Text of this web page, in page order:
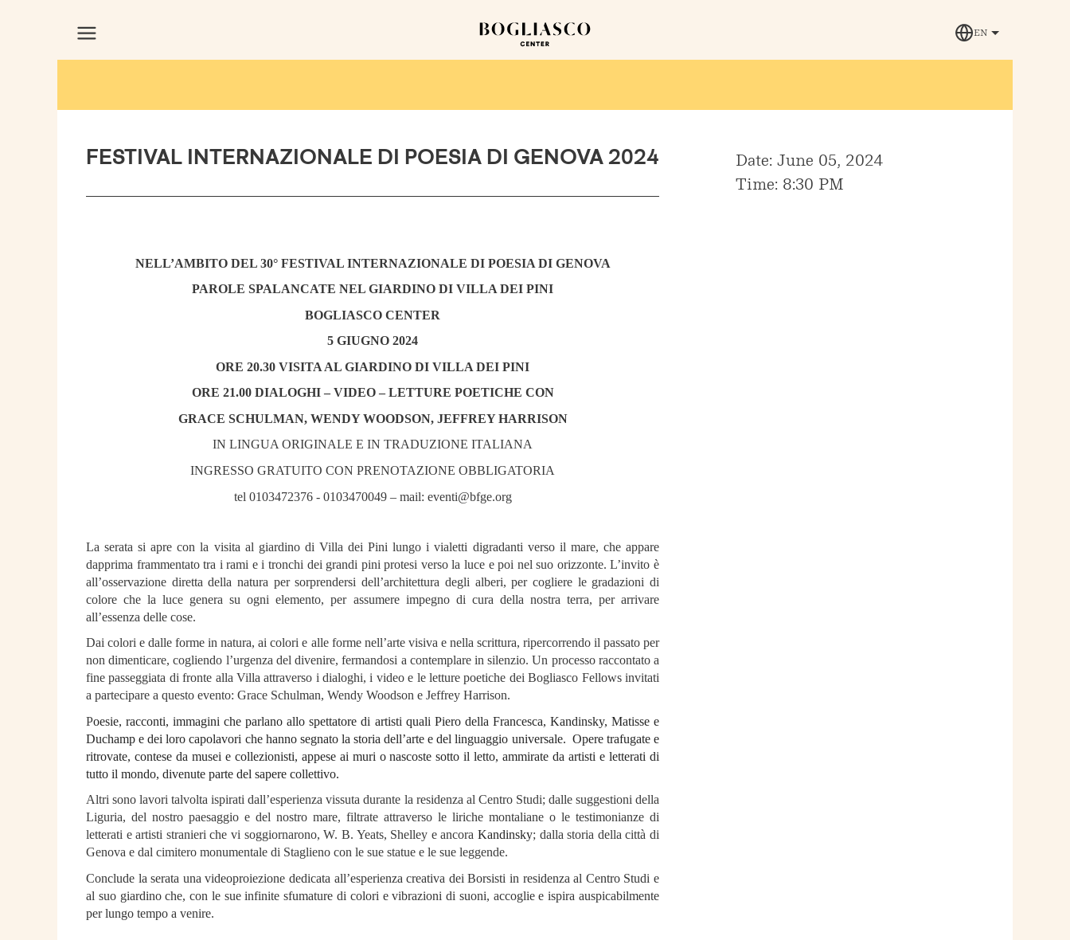
EN
FESTIVAL INTERNAZIONALE DI POESIA DI GENOVA 2024
NELL’AMBITO DEL 30° FESTIVAL INTERNAZIONALE DI POESIA DI GENOVA
PAROLE SPALANCATE NEL GIARDINO DI VILLA DEI PINI
BOGLIASCO CENTER
5 GIUGNO 2024
ORE 20.30 VISITA AL GIARDINO DI VILLA DEI PINI
ORE 21.00 DIALOGHI – VIDEO – LETTURE POETICHE CON
GRACE SCHULMAN, WENDY WOODSON, JEFFREY HARRISON
IN LINGUA ORIGINALE E IN TRADUZIONE ITALIANA
INGRESSO GRATUITO CON PRENOTAZIONE OBBLIGATORIA
tel 0103472376 - 0103470049 – mail: eventi@bfge.org
La serata si apre con la visita al giardino di Villa dei Pini lungo i vialetti digradanti verso il mare, che appare
dapprima frammentato tra i rami e i tronchi dei grandi pini protesi verso la luce e poi nel suo orizzonte. L’invito è
all’osservazione diretta della natura per sorprendersi dell’architettura degli alberi, per cogliere le gradazioni di
colore che la luce genera su ogni elemento, per assumere impegno di cura della nostra terra, per arrivare
all’essenza delle cose.
Dai colori e dalle forme in natura, ai colori e alle forme nell’arte visiva e nella scrittura, ripercorrendo il passato per
non dimenticare, cogliendo l’urgenza del divenire, fermandosi a contemplare in silenzio. Un processo raccontato a
fine passeggiata di fronte alla Villa attraverso i dialoghi, i video e le letture poetiche dei Bogliasco Fellows invitati
a partecipare a questo evento: Grace Schulman, Wendy Woodson e Jeffrey Harrison.
Poesie, racconti, immagini che parlano allo spettatore di artisti quali Piero della Francesca, Kandinsky, Matisse e
Duchamp e dei loro capolavori che hanno segnato la storia dell’arte e del linguaggio universale. Opere trafugate e
ritrovate, contese da musei e collezionisti, appese ai muri o nascoste sotto il letto, ammirate da artisti e letterati di
tutto il mondo, divenute parte del sapere collettivo.
Altri sono lavori talvolta ispirati dall’esperienza vissuta durante la residenza al Centro Studi; dalle suggestioni della
Liguria, del nostro paesaggio e del nostro mare, filtrate attraverso le liriche montaliane o le testimonianze di
letterati e artisti stranieri che vi soggiornarono, W. B. Yeats, Shelley e ancora Kandinsky; dalla storia della città di
Genova e dal cimitero monumentale di Staglieno con le sue statue e le sue leggende.
Conclude la serata una videoproiezione dedicata all’esperienza creativa dei Borsisti in residenza al Centro Studi e
al suo giardino che, con le sue infinite sfumature di colori e vibrazioni di suoni, accoglie e ispira auspicabilmente
per lungo tempo a venire.
Date: June 05, 2024
Time: 8:30 PM